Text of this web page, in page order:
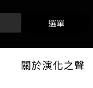
選單
關於演化之聲